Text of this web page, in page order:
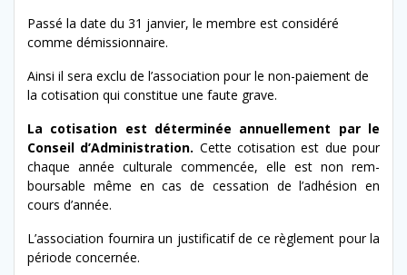
Passé la date du 31 jan­vi­er, le mem­bre est con­sid­éré
comme démissionnaire.
Ainsi il sera exclu de l’association pour le non-​paiement de
la coti­sa­tion qui con­stitue une faute grave.
La coti­sa­tion est déter­minée annuelle­ment par le
Conseil d’Administration. Cette coti­sa­tion est due pour
chaque année cul­tur­ale com­mencée, elle est non rem­
boursable même en cas de ces­sa­tion de l’adhésion en
cours d’année.
L’association fourni­ra un jus­ti­fi­catif de ce règle­ment pour la
péri­ode concernée.